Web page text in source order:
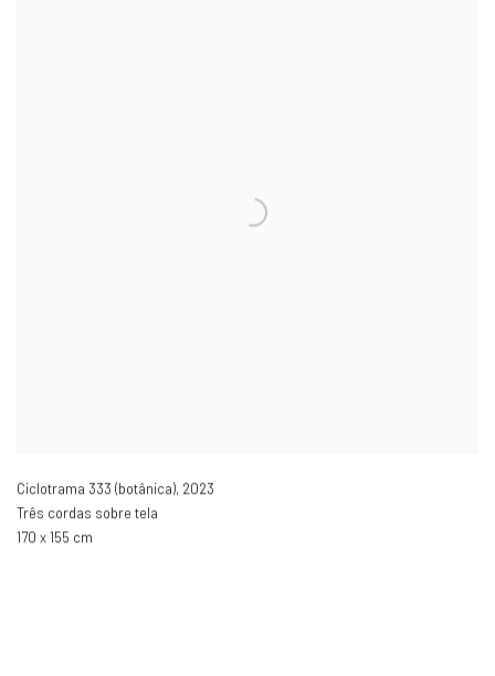
Ciclotrama 333 (botânica), 2023
Três cordas sobre tela
170 x 155 cm